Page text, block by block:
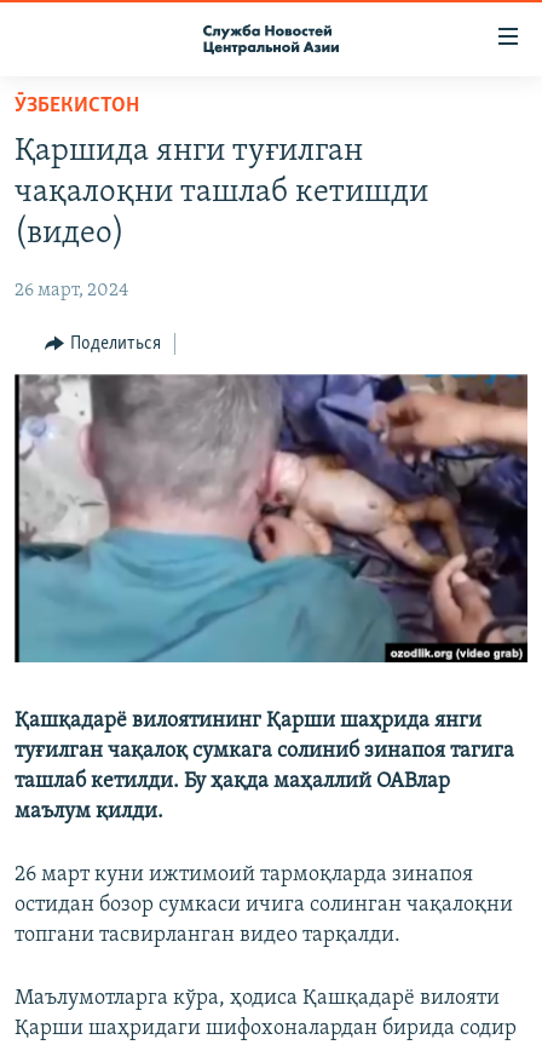
Вернуться
основному
содержанию
Вернутся
главной
навигации
Вернутся
поиску
ПОДПИСКА
КОНТАКТЫ
НАСТОЯЩЕЕ ВРЕМЯ
МИГРАНТ МЕДИА
ӮЗБЕКИСТОН
Қаршида янги туғилган
чақалоқни ташлаб кетишди
(видео)
26 март, 2024
Поделиться
Қашқадарё вилоятининг Қарши шаҳрида янги
туғилган чақалоқ сумкага солиниб зинапоя тагига
ташлаб кетилди. Бу ҳақда маҳаллий ОАВлар
маълум қилди.
26 март куни ижтимоий тармоқларда зинапоя
остидан бозор сумкаси ичига солинган чақалоқни
топгани тасвирланган видео тарқалди.
Maълумотларга кўра, ҳодиса Қашқадарё вилояти
Қарши шаҳридаги шифохоналардан бирида содир